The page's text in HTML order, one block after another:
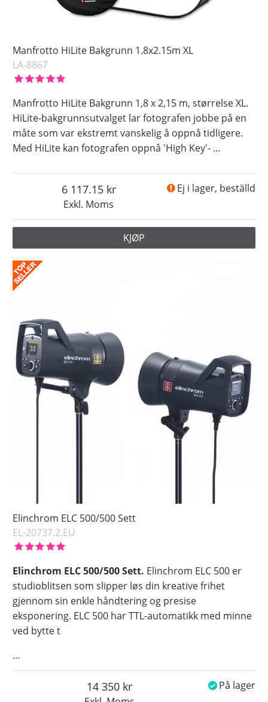
Manfrotto HiLite Bakgrunn 1.8x2.15m XL
LA-8867
Manfrotto HiLite Bakgrunn 1,8 x 2,15 m, størrelse XL.
HiLite-bakgrunnsutvalget lar fotografen jobbe på en
måte som var ekstremt vanskelig å oppnå tidligere.
Med HiLite kan fotografen oppnå 'High Key'- …
Exkl. Moms
6 117.15 Ej i lager, beställd
KJØP
Elinchrom ELC 500/500 Sett
EL-20737.2.EU
Elinchrom ELC 500/500 Sett. Elinchrom ELC 500 er
studioblitsen som slipper løs din kreative frihet
gjennom sin enkle håndtering og presise
eksponering. ELC 500 har TTL-automatikk med minne
ved bytte t
…
14 350 På lager